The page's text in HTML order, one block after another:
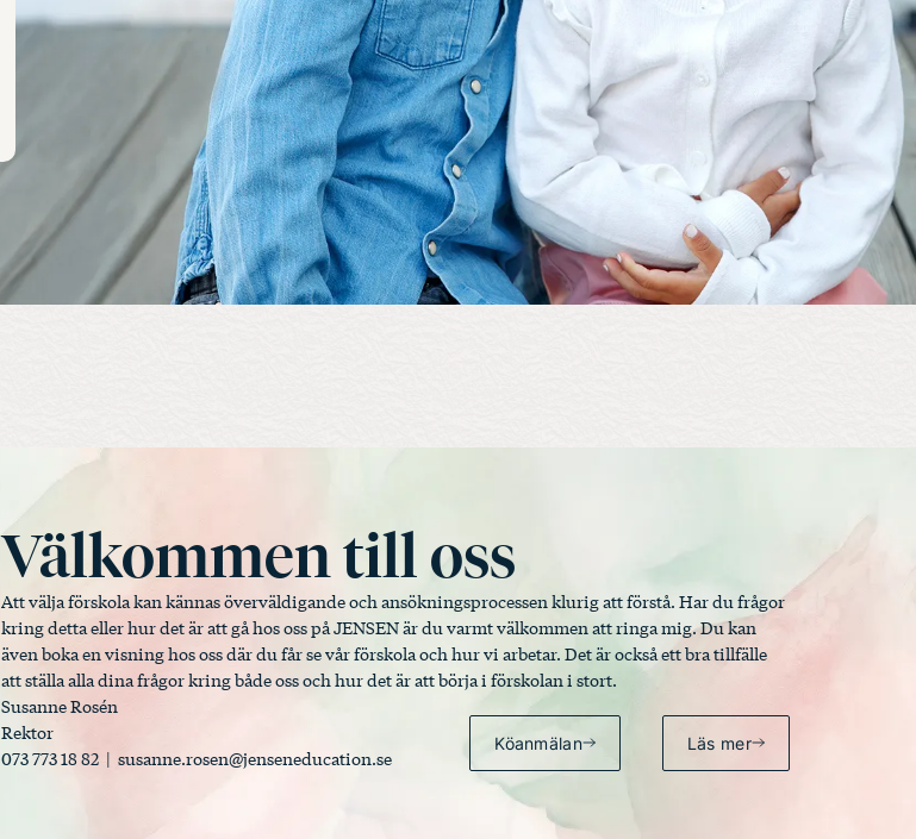
Välkommen till oss
Att välja förskola kan kännas överväldigande och ansökningsprocessen klurig att förstå. Har du frågor
kring detta eller hur det är att gå hos oss på JENSEN är du varmt välkommen att ringa mig. Du kan
även boka en visning hos oss där du får se vår förskola och hur vi arbetar. Det är också ett bra tillfälle
att ställa alla dina frågor kring både oss och hur det är att börja i förskolan i stort.
Susanne Rosén
Rektor
073 773 18 82 |susanne.rosen@jenseneducation.se
Köanmälan Läs mer